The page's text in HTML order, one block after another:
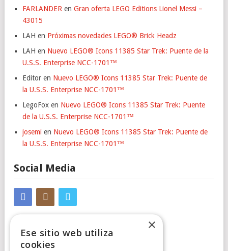
FARLANDER en Gran oferta LEGO Editions Lionel Messi –
43015
LAH en Próximas novedades LEGO® Brick Headz
LAH en Nuevo LEGO® Icons 11385 Star Trek: Puente de la
U.S.S. Enterprise NCC-1701™
Editor en Nuevo LEGO® Icons 11385 Star Trek: Puente de
la U.S.S. Enterprise NCC-1701™
LegoFox en Nuevo LEGO® Icons 11385 Star Trek: Puente
de la U.S.S. Enterprise NCC-1701™
josemi en Nuevo LEGO® Icons 11385 Star Trek: Puente de
la U.S.S. Enterprise NCC-1701™
Social Media
×
Ese sitio web utiliza
cookies